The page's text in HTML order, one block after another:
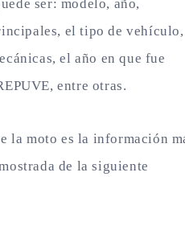
ser: modelo, año,
el tipo de vehículo,
el año en que fue
entre otras.
la moto es la información
de la siguiente